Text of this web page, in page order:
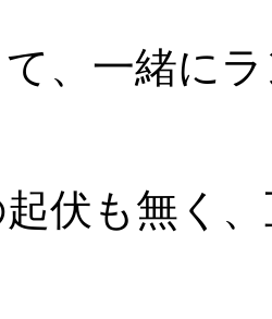
、一緒に
伏も無く